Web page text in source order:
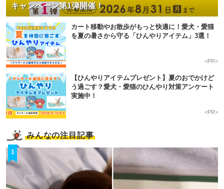
キャンペーン第1弾開催！
カート移動やお散歩がもっと快適に！愛犬・愛猫
を夏の暑さから守る「ひんやりアイテム」3選！
<PR>
【ひんやりアイテムプレゼント】夏のおでかけど
う過ごす？愛犬・愛猫のひんやり対策アンケート
実施中！
<PR>
みんなの注目記事
1
pecodogs
いぬ部をフォロー